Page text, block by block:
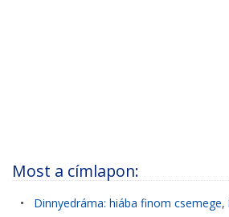
Most a címlapon:
• Dinnyedráma: hiába finom csemege,